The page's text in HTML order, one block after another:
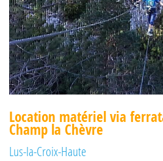
Location matériel via
Champ la Chèvre
Lus-la-Croix-Haute